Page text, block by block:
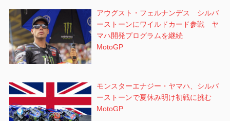
アウグスト・フェルナンデス シルバ
ーストーンにワイルドカード参戦 ヤ
マハ開発プログラムを継続
MotoGP
モンスターエナジー・ヤマハ、シルバ
ーストーンで夏休み明け初戦に挑む
MotoGP